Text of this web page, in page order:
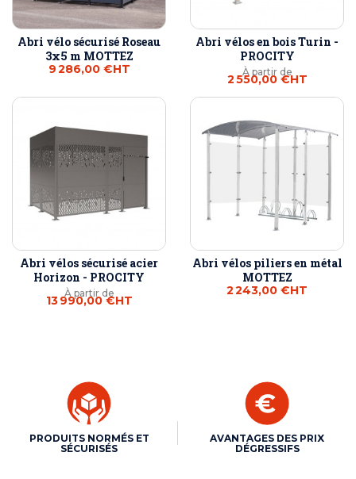
Abri vélo sécurisé Roseau
3x5 m MOTTEZ
9 286,00 €HT
Abri vélos en bois Turin -
PROCITY
À partir de
2 550,00 €HT
Abri vélos sécurisé acier
Horizon - PROCITY
À partir de
13 990,00 €HT
Abri vélos piliers en métal
MOTTEZ
2 243,00 €HT
PRODUITS NORMÉS ET
SÉCURISÉS
AVANTAGES DES PRIX
DÉGRESSIFS